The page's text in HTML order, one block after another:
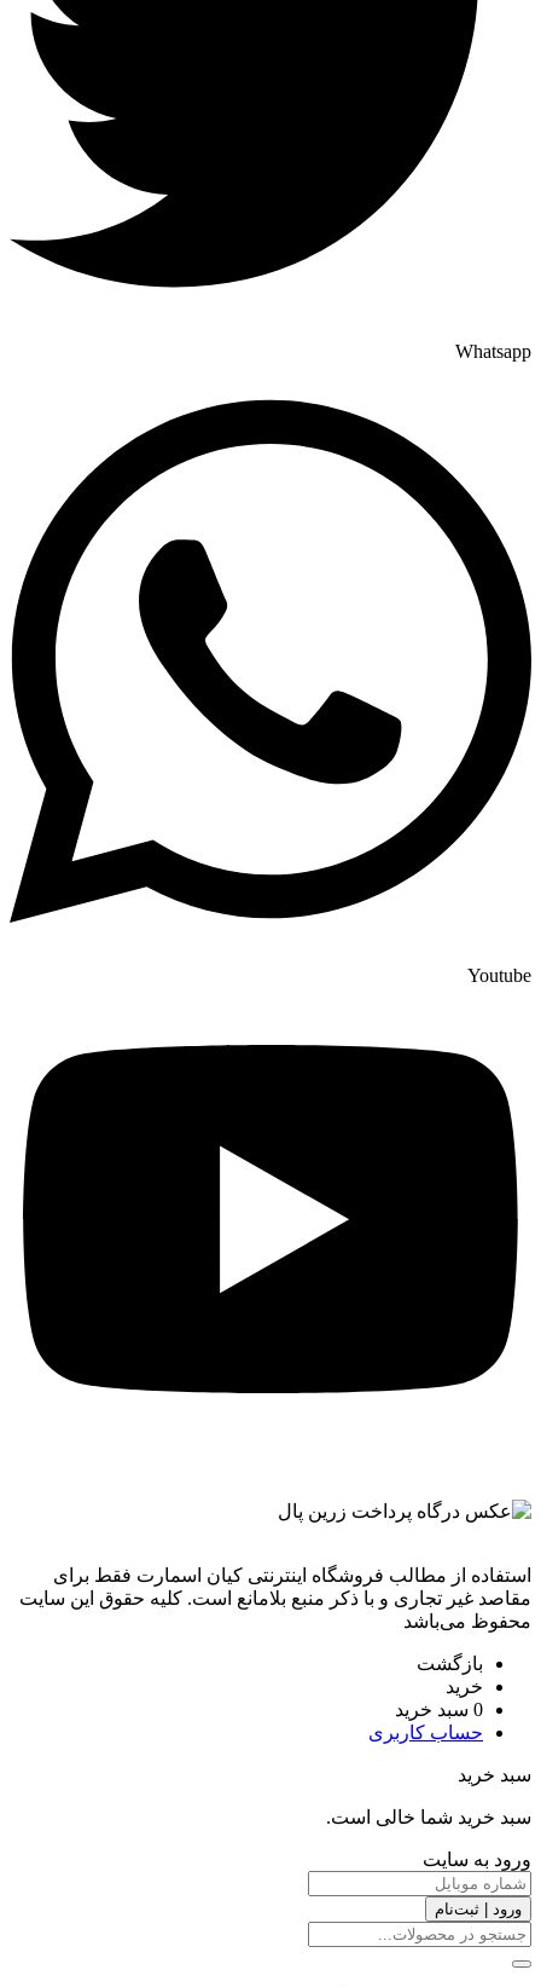
Whatsapp
Youtube
استفاده از مطالب فروشگاه اینترنتی کیان اسمارت فقط برای
مقاصد غیر تجاری و با ذکر منبع بلامانع است. کليه حقوق اين سايت
محفوظ می‌باشد
بازگشت
خرید
0 سبد خرید
حساب کاربری
سبد خرید
سبد خرید شما خالی است.
ورود به سایت
ورود | ثبت‌نام